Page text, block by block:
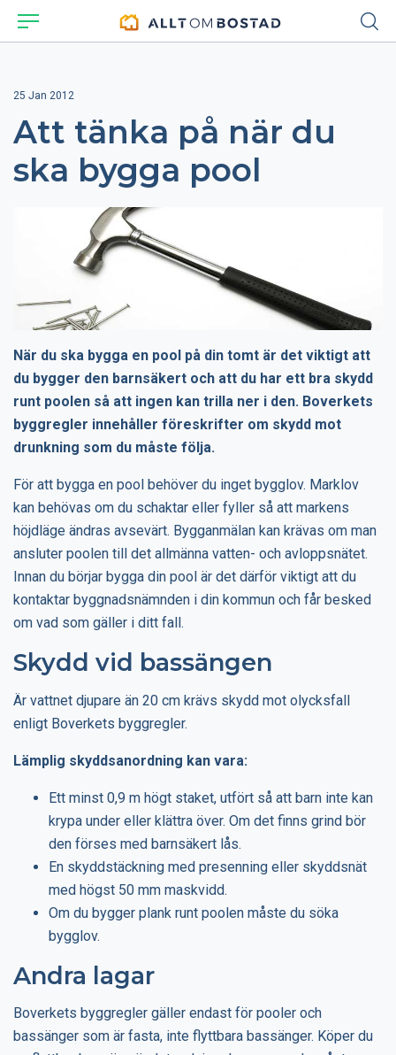
25 Jan 2012
Att tänka på när du
ska bygga pool
När du ska bygga en pool på din tomt är det viktigt att
du bygger den barnsäkert och att du har ett bra skydd
runt poolen så att ingen kan trilla ner i den. Boverkets
byggregler innehåller föreskrifter om skydd mot
drunkning som du måste följa.
För att bygga en pool behöver du inget bygglov. Marklov
kan behövas om du schaktar eller fyller så att markens
höjdläge ändras avsevärt. Bygganmälan kan krävas om man
ansluter poolen till det allmänna vatten- och avloppsnätet.
Innan du börjar bygga din pool är det därför viktigt att du
kontaktar byggnadsnämnden i din kommun och får besked
om vad som gäller i ditt fall.
Skydd vid bassängen
Är vattnet djupare än 20 cm krävs skydd mot olycksfall
enligt Boverkets byggregler.
Lämplig skyddsanordning kan vara:
Ett minst 0,9 m högt staket, utfört så att barn inte kan
krypa under eller klättra över. Om det finns grind bör
den förses med barnsäkert lås.
En skyddstäckning med presenning eller skyddsnät
med högst 50 mm maskvidd.
Om du bygger plank runt poolen måste du söka
bygglov.
Andra lagar
Boverkets byggregler gäller endast för pooler och
bassänger som är fasta, inte flyttbara bassänger. Köper du